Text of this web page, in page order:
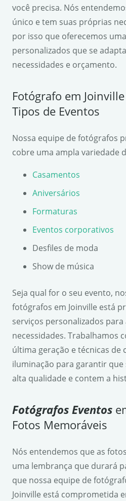
você precisa. Nós
único e tem suas próprias
por isso que oferecemos
personalizados que se
necessidades e orçamento.
Fotógrafo em
Tipos de Eventos
Nossa equipe de fotógrafos
cobre uma ampla variedade
Casamentos
Aniversários
Formaturas
Eventos corporativos
Desfiles de moda
Show de música
Seja qual for o seu evento,
fotógrafos em Joinville está
serviços personalizados
necessidades. Trabalhamos
última geração e técnicas de
iluminação para garantir que
alta qualidade e contem a
Fotógrafos Eventos
Fotos Memoráveis
Nós entendemos que as
uma lembrança que durará
que nossa equipe de
Joinville está comprometida